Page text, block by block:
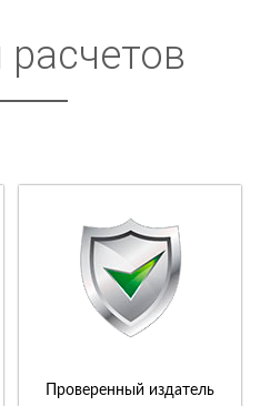
расчетов
Проверенный издатель